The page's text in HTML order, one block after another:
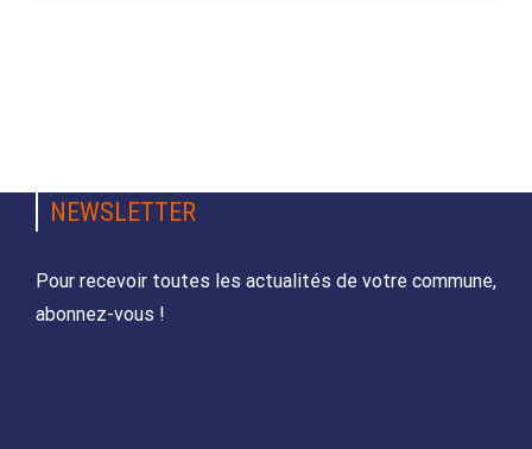
NEWSLETTER
Pour recevoir toutes les actualités de votre commune,
abonnez-vous !